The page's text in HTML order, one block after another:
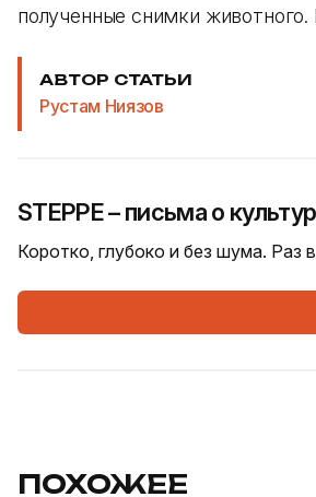
полученные снимки
АВТОР СТАТЬИ
Рустам Ниязов
STEPPE – письма о
Коротко, глубоко и без шума.
ПОХОЖЕЕ